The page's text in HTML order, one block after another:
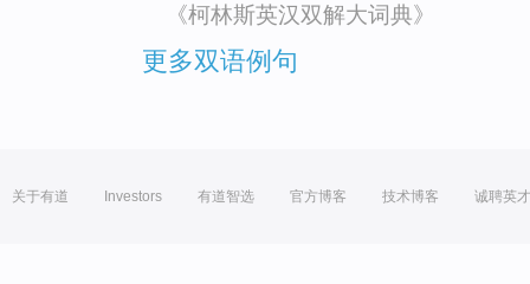
《柯林斯英汉双解大词典》
更多双语例句
关于有道 Investors 有道智选 官方博客 技术博客 诚聘英才